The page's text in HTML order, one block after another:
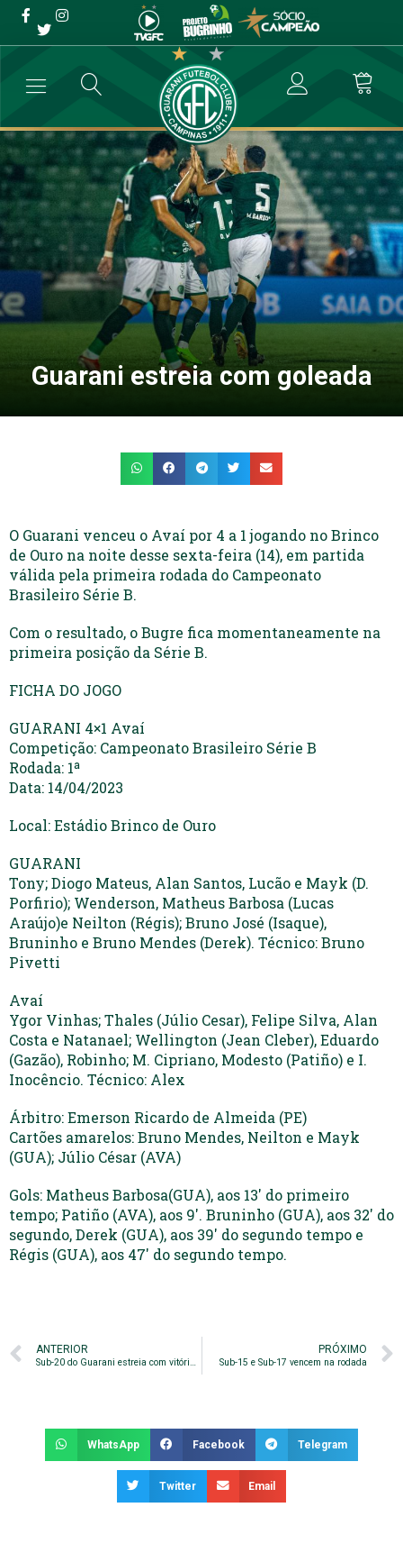
Guarani estreia com
goleada
→ Blog → Guarani estreia com goleada
Guarani estreia com goleada
O Guarani venceu o Avaí por 4 a 1 jogando no Brinco
de Ouro na noite desse sexta-feira (14), em partida
válida pela primeira rodada do Campeonato
Brasileiro Série B.
Com o resultado, o Bugre fica momentaneamente na
primeira posição da Série B.
FICHA DO JOGO
GUARANI 4×1 Avaí
Competição: Campeonato Brasileiro Série B
Rodada: 1ª
Data: 14/04/2023
Local: Estádio Brinco de Ouro
GUARANI
Tony; Diogo Mateus, Alan Santos, Lucão e Mayk (D.
Porfirio); Wenderson, Matheus Barbosa (Lucas
Araújo)e Neilton (Régis); Bruno José (Isaque),
Bruninho e Bruno Mendes (Derek). Técnico: Bruno
Pivetti
Avaí
Ygor Vinhas; Thales (Júlio Cesar), Felipe Silva, Alan
Costa e Natanael; Wellington (Jean Cleber), Eduardo
(Gazão), Robinho; M. Cipriano, Modesto (Patiño) e I.
Inocêncio. Técnico: Alex
Árbitro: Emerson Ricardo de Almeida (PE)
Cartões amarelos: Bruno Mendes, Neilton e Mayk
(GUA); Júlio César (AVA)
Gols: Matheus Barbosa(GUA), aos 13′ do primeiro
tempo; Patiño (AVA), aos 9′. Bruninho (GUA), aos 32′ do
segundo, Derek (GUA), aos 39′ do segundo tempo e
Régis (GUA), aos 47′ do segundo tempo.
ANTERIOR
Sub-20 do Guarani estreia com vitória no Campeonato Paulista e lidera o Grupo 6
PRÓXIMO
Sub-15 e Sub-17 vencem na rodada
WhatsApp Facebook Telegram
Twitter Email